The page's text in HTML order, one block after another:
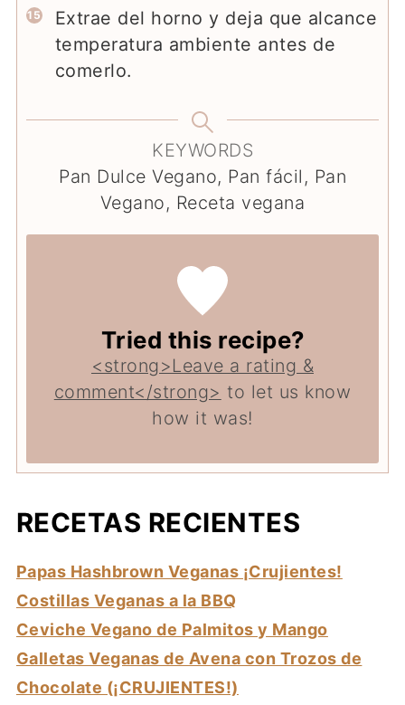
Extrae del horno y deja que alcance
temperatura ambiente antes de
comerlo.
KEYWORDS
Pan Dulce Vegano, Pan fácil, Pan
Vegano, Receta vegana
Tried this recipe?
<strong>Leave a rating &
comment</strong> to let us know
how it was!
RECETAS RECIENTES
Papas Hashbrown Veganas ¡Crujientes!
Costillas Veganas a la BBQ
Ceviche Vegano de Palmitos y Mango
Galletas Veganas de Avena con Trozos de
Chocolate (¡CRUJIENTES!)